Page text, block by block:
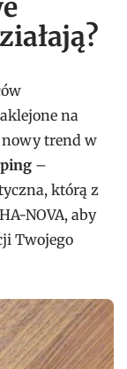
na
nowy trend w
–
którą z
NOVA, aby
Twojego